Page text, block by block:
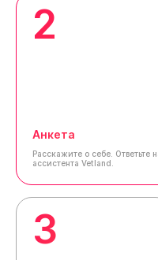
2
Анкета
Расскажите о себе. Ответьте
ассистента Vetland.
3